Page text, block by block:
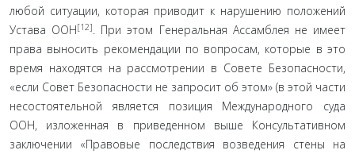
любой ситуации, которая приводит к нарушению по­ложений
Устава ООН[12]. При этом Генеральная Ассамблея не имеет
права выносить рекомендации по вопросам, которые в это
время находятся на рассмотрении в Совете Безопасно­сти,
«если Совет Безопасности не запросит об этом» (в этой части
несостоятельной является позиция Международного суда
ООН, изложенная в приведенном выше Консультатив­ном
заключении «Правовые последствия возведения стены на